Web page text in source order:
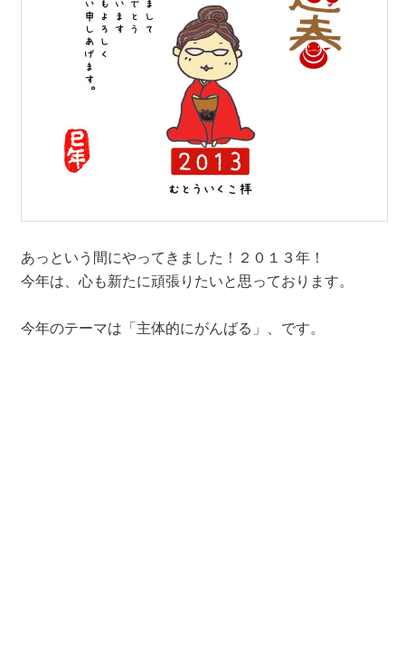
あっという間にやってきました！２０１３年！
今年は、心も新たに頑張りたいと思っております。
今年のテーマは「主体的にがんばる」、です。